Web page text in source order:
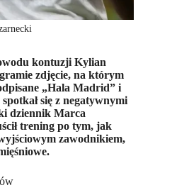
kontuzji Kylian
zdjęcie, na którym
„Hala Madrid” i
się z negatywnymi
dziennik Marca
trening po tym, jak
zawodnikiem,